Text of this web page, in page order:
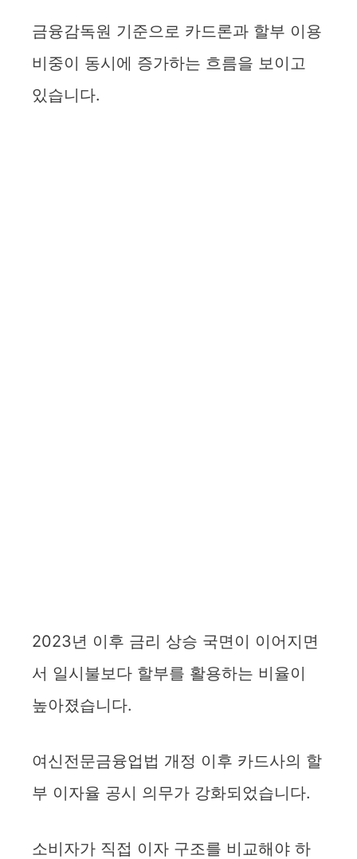
금융감독원 기준으로 카드론과 할부 이용
비중이 동시에 증가하는 흐름을 보이고
있습니다.
2023년 이후 금리 상승 국면이 이어지면
서 일시불보다 할부를 활용하는 비율이
높아졌습니다.
여신전문금융업법 개정 이후 카드사의 할
부 이자율 공시 의무가 강화되었습니다.
소비자가 직접 이자 구조를 비교해야 하